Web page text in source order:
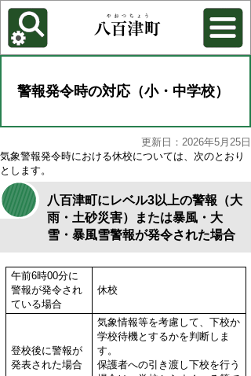
各種機能
背景色を変更する
警報発令時の対応（小・中学校）
更新日：2026年5月25日
気象警報発令時における休校については、次のとおり
とします。
八百津町にレベル3以上の警報（大
雨・土砂災害）または暴風・大
雪・暴風雪警報が発令された場合
午前6時00分に
警報が発令され
ている場合
休校
登校後に警報が
発表された場合
気象情報等を考慮して、下校か
学校待機とするかを判断しま
す。
保護者への引き渡し下校を行う